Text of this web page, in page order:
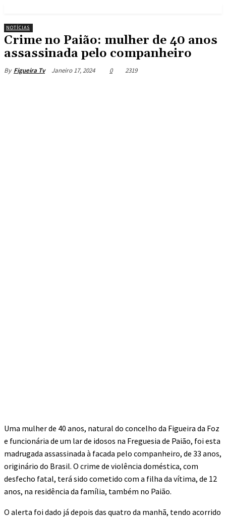
NOTÍCIAS
Crime no Paião: mulher de 40 anos
assassinada pelo companheiro
By Figueira Tv Janeiro 17, 2024 0 2319
Uma mulher de 40 anos, natural do concelho da Figueira da Foz
e funcionária de um lar de idosos na Freguesia de Paião, foi esta
madrugada assassinada à facada pelo companheiro, de 33 anos,
originário do Brasil. O crime de violência doméstica, com
desfecho fatal, terá sido cometido com a filha da vítima, de 12
anos, na residência da família, também no Paião.
O alerta foi dado já depois das quatro da manhã, tendo acorrido